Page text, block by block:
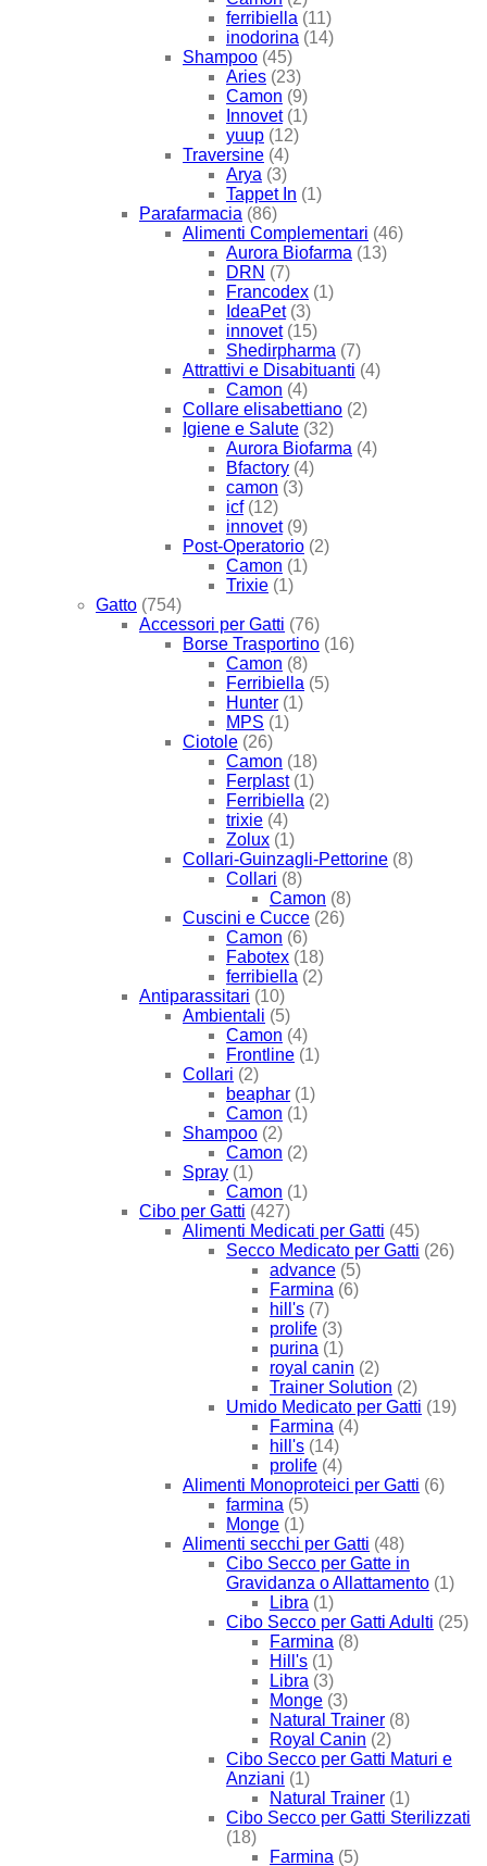
ferribiella (11)
inodorina (14)
Shampoo (45)
Aries (23)
Camon (9)
Innovet (1)
yuup (12)
Traversine (4)
Arya (3)
Tappet In (1)
Parafarmacia (86)
Alimenti Complementari (46)
Aurora Biofarma (13)
DRN (7)
Francodex (1)
IdeaPet (3)
innovet (15)
Shedirpharma (7)
Attrattivi e Disabituanti (4)
Camon (4)
Collare elisabettiano (2)
Igiene e Salute (32)
Aurora Biofarma (4)
Bfactory (4)
camon (3)
icf (12)
innovet (9)
Post-Operatorio (2)
Camon (1)
Trixie (1)
Gatto (754)
Accessori per Gatti (76)
Borse Trasportino (16)
Camon (8)
Ferribiella (5)
Hunter (1)
MPS (1)
Ciotole (26)
Camon (18)
Ferplast (1)
Ferribiella (2)
trixie (4)
Zolux (1)
Collari-Guinzagli-Pettorine (8)
Collari (8)
Camon (8)
Cuscini e Cucce (26)
Camon (6)
Fabotex (18)
ferribiella (2)
Antiparassitari (10)
Ambientali (5)
Camon (4)
Frontline (1)
Collari (2)
beaphar (1)
Camon (1)
Shampoo (2)
Camon (2)
Spray (1)
Camon (1)
Cibo per Gatti (427)
Alimenti Medicati per Gatti (45)
Secco Medicato per Gatti (26)
advance (5)
Farmina (6)
hill's (7)
prolife (3)
purina (1)
royal canin (2)
Trainer Solution (2)
Umido Medicato per Gatti (19)
Farmina (4)
hill's (14)
prolife (4)
Alimenti Monoproteici per Gatti (6)
farmina (5)
Monge (1)
Alimenti secchi per Gatti (48)
Cibo Secco per Gatte in
Gravidanza o Allattamento (1)
Libra (1)
Cibo Secco per Gatti Adulti (25)
Farmina (8)
Hill's (1)
Libra (3)
Monge (3)
Natural Trainer (8)
Royal Canin (2)
Cibo Secco per Gatti Maturi e
Anziani (1)
Natural Trainer (1)
Cibo Secco per Gatti Sterilizzati
(18)
Farmina (5)